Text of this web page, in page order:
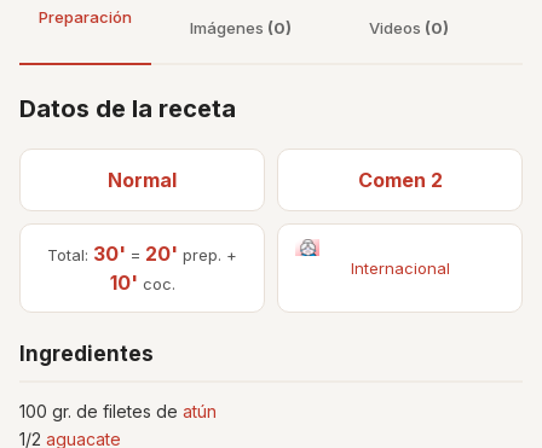
Preparación
Imágenes (0) Videos (0)
Datos de la receta
Normal Comen 2
Total: 30' = 20' prep. +
10' coc.
Internacional
Ingredientes
100 gr. de filetes de atún
1/2 aguacate